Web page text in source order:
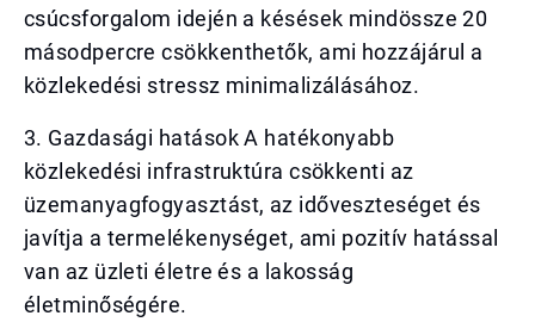
csúcsforgalom idején a késések mindössze 20
másodpercre csökkenthetők, ami hozzájárul a
közlekedési stressz minimalizálásához.
3. Gazdasági hatások A hatékonyabb
közlekedési infrastruktúra csökkenti az
üzemanyagfogyasztást, az időveszteséget és
javítja a termelékenységet, ami pozitív hatással
van az üzleti életre és a lakosság
életminőségére.